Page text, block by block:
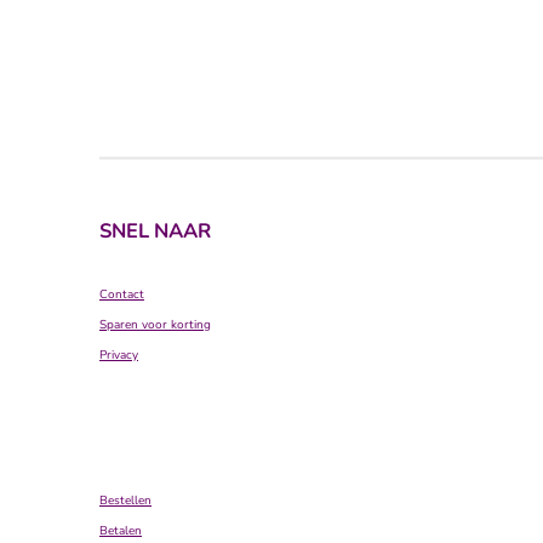
SNEL NAAR
Contact
Sparen voor korting
Privacy
Bestellen
Betalen